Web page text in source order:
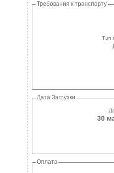
Требования к транспорту
Тип
Дата Загрузки
30
Оплата